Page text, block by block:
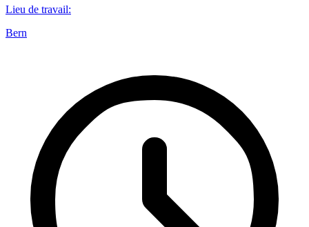
Lieu de travail:
Bern